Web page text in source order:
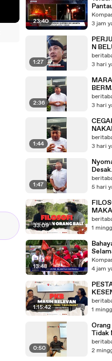
Bola
23:40
Udara
3 jam
1:27
N
USAI,
ENAM
3 hari
2:36
H DI
3 hari
1:44
AWAL
3 hari
1:47
Desak
di Bali
5 hari
33:09
BALI
13:48
Hak
SAPA
4 jam
1:15:42
BALI
RAI
0:50
Orang
Tidak
Kalau
Ini